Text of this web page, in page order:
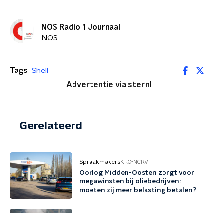
NOS Radio 1 Journaal
NOS
Tags Shell
Advertentie via ster.nl
Gerelateerd
SpraakmakersKRO-NCRV
Oorlog Midden-Oosten zorgt voor
megawinsten bij oliebedrijven:
moeten zij meer belasting betalen?